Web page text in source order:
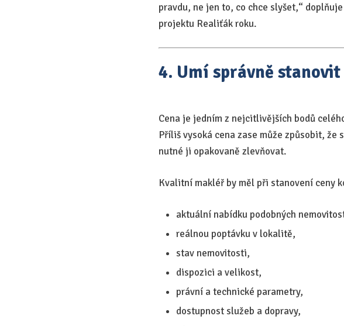
pravdu, ne jen to, co chce slyšet,“ doplňuje
projektu Realiťák roku.
4. Umí správně
Cena je jedním z nejcitlivějších bodů
Příliš vysoká cena zase může způsobit,
nutné ji opakovaně zlevňovat.
Kvalitní makléř by měl při stanovení ceny
aktuální nabídku podobných
reálnou poptávku v lokalitě,
stav nemovitosti,
dispozici a velikost,
právní a technické parametry,
dostupnost služeb a dopravy,